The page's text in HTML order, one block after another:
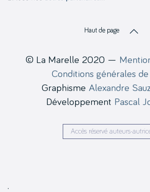
Haut de page
© La Marelle 2020 —
Conditions générales
Graphisme Alexandre
Développement Pascal
Accès réservé auteurs-
.